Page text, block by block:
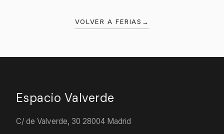
VOLVER A FERIAS →
Espacio Valverde
C/ de Valverde, 30 28004 Madrid